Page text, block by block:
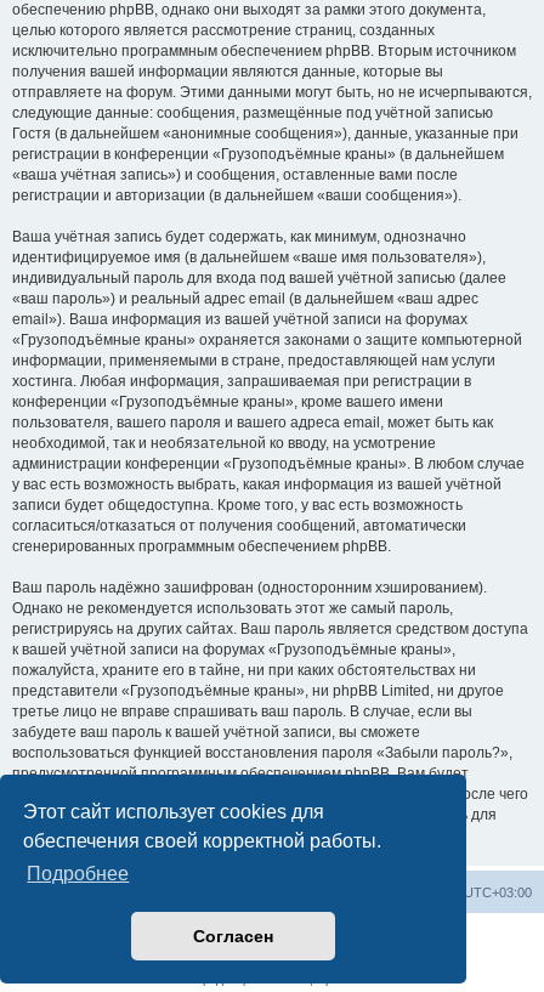
Этот сайт использует cookies для
обеспечения своей корректной работы.
Подробнее
Согласен
обеспечению phpBB, однако они выходят за рамки этого документа,
целью которого является рассмотрение страниц, созданных
исключительно программным обеспечением phpBB. Вторым источником
получения вашей информации являются данные, которые вы
отправляете на форум. Этими данными могут быть, но не исчерпываются,
следующие данные: сообщения, размещённые под учётной записью
Гостя (в дальнейшем «анонимные сообщения»), данные, указанные при
регистрации в конференции «Грузоподъёмные краны» (в дальнейшем
«ваша учётная запись») и сообщения, оставленные вами после
регистрации и авторизации (в дальнейшем «ваши сообщения»).
Ваша учётная запись будет содержать, как минимум, однозначно
идентифицируемое имя (в дальнейшем «ваше имя пользователя»),
индивидуальный пароль для входа под вашей учётной записью (далее
«ваш пароль») и реальный адрес email (в дальнейшем «ваш адрес
email»). Ваша информация из вашей учётной записи на форумах
«Грузоподъёмные краны» охраняется законами о защите компьютерной
информации, применяемыми в стране, предоставляющей нам услуги
хостинга. Любая информация, запрашиваемая при регистрации в
конференции «Грузоподъёмные краны», кроме вашего имени
пользователя, вашего пароля и вашего адреса email, может быть как
необходимой, так и необязательной ко вводу, на усмотрение
администрации конференции «Грузоподъёмные краны». В любом случае
у вас есть возможность выбрать, какая информация из вашей учётной
записи будет общедоступна. Кроме того, у вас есть возможность
согласиться/отказаться от получения сообщений, автоматически
сгенерированных программным обеспечением phpBB.
Ваш пароль надёжно зашифрован (односторонним хэшированием).
Однако не рекомендуется использовать этот же самый пароль,
регистрируясь на других сайтах. Ваш пароль является средством доступа
к вашей учётной записи на форумах «Грузоподъёмные краны»,
пожалуйста, храните его в тайне, ни при каких обстоятельствах ни
представители «Грузоподъёмные краны», ни phpBB Limited, ни другое
третье лицо не вправе спрашивать ваш пароль. В случае, если вы
забудете ваш пароль к вашей учётной записи, вы сможете
воспользоваться функцией восстановления пароля «Забыли пароль?»,
предусмотренной программным обеспечением phpBB. Вам будет
необходимо ввести ваше имя пользователя и ваш адрес email, после чего
программное обеспечение phpBB сгенерирует вам новый пароль для
вашей учётной записи.
UTC+03:00
Создано на основеphpBB® Forum Software © phpBB Limited
Русская поддержка phpBB